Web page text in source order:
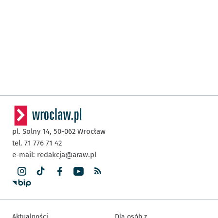
pl. Solny 14, 50-062 Wrocław
tel. 71 776 71 42
e-mail: redakcja@araw.pl